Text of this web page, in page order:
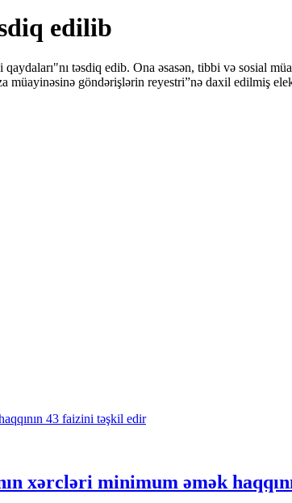
edilib
təsdiq edib. Ona əsasən, tibbi və sosial
göndərişlərin reyestri”nə daxil edilmiş
xərcləri minimum əmək